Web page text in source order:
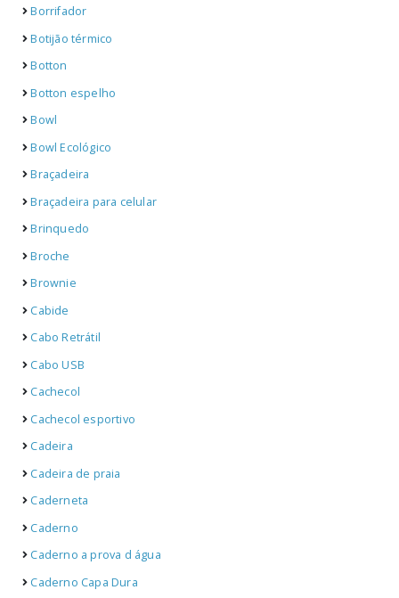
Borrifador
Botijão térmico
Botton
Botton espelho
Bowl
Bowl Ecológico
Braçadeira
Braçadeira para celular
Brinquedo
Broche
Brownie
Cabide
Cabo Retrátil
Cabo USB
Cachecol
Cachecol esportivo
Cadeira
Cadeira de praia
Caderneta
Caderno
Caderno a prova d água
Caderno Capa Dura